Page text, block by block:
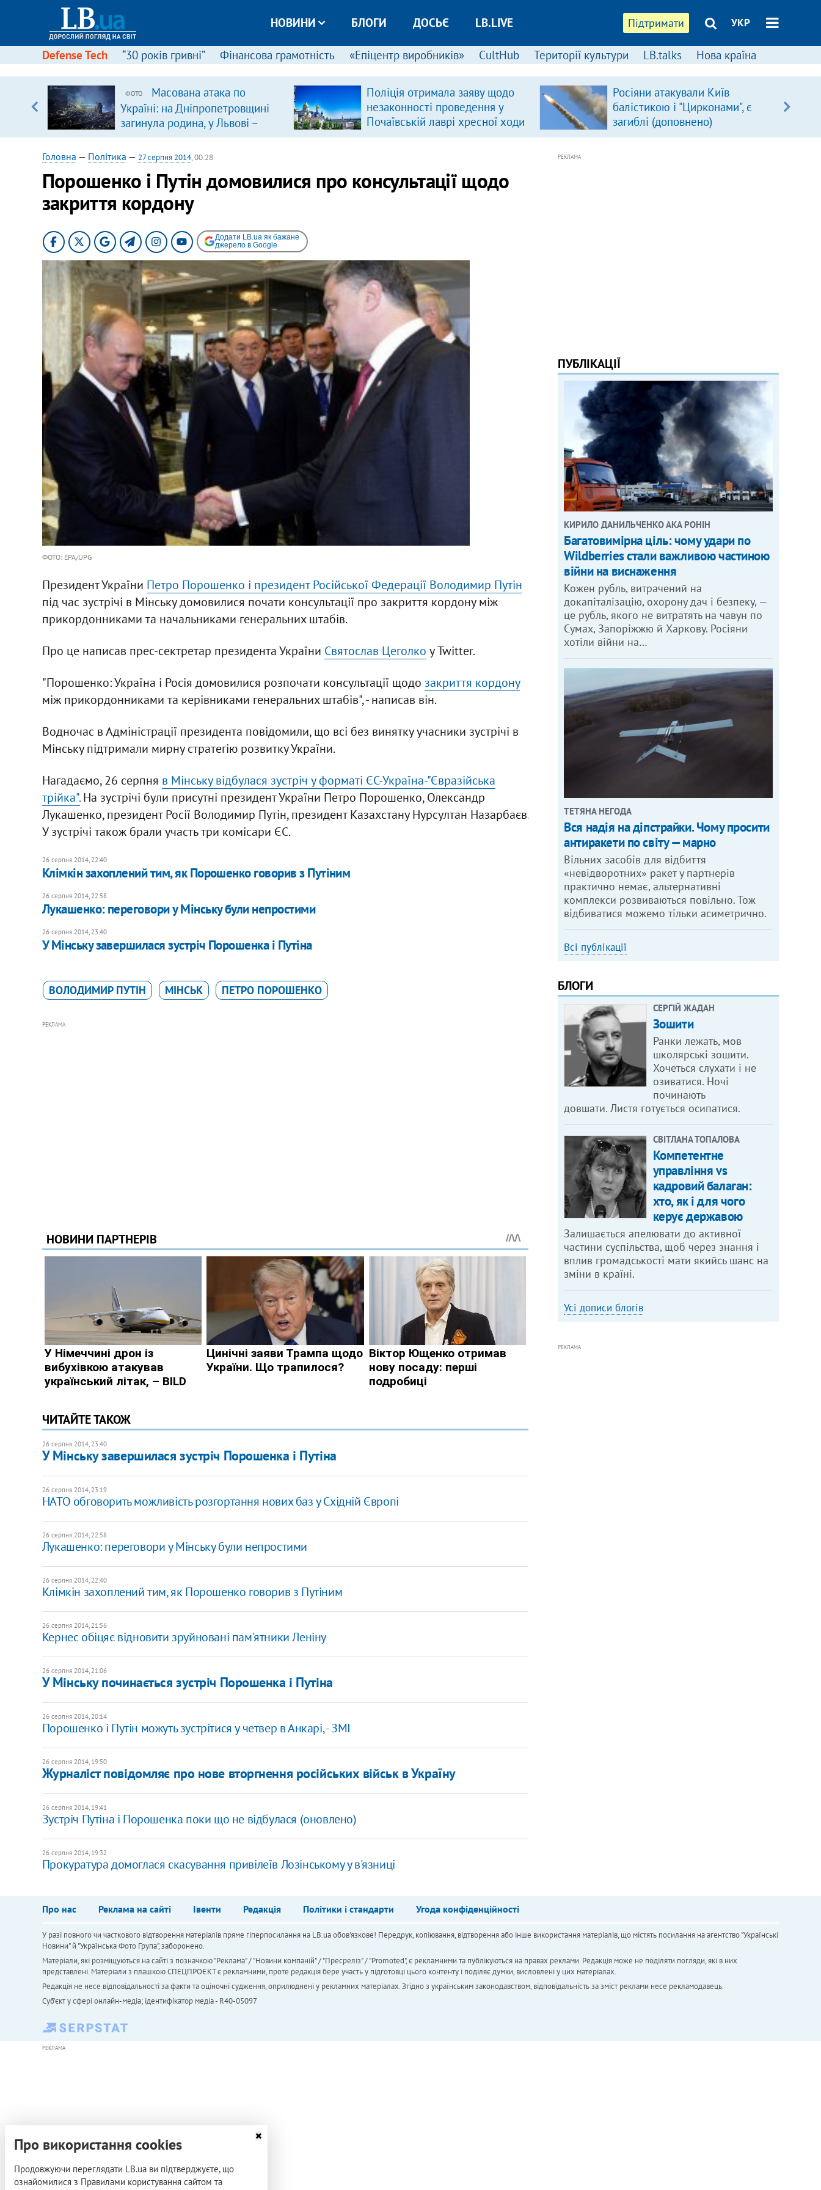
Підтримати УКР
НОВИНИ БЛОГИ ДОСЬЄ LB.LIVE
Defense Tech “30 років гривні” Фінансова грамотність «Епіцентр виробників» CultHub Території культури LB.talks Нова країна
ФОТО
Масована атака по
Україні: на Дніпропетровщині
загинула родина, у Львові –
удар по багатоповерхівках
(доповнюється)
Поліція отримала заяву щодо
незаконності проведення у
Почаївській лаврі хресної ходи
Росіяни атакували Київ
балістикою і "Цирконами", є
загиблі (доповнено)
Головна — Політика — 27 серпня 2014, 00:28
Порошенко і Путін домовилися про консультації щодо
закриття кордону
Додати LB.ua як бажане
джерело в Google
ФОТО: EPA/UPG
Президент України Петро Порошенко і президент Російської Федерації Володимир Путін
під час зустрічі в Мінську домовилися почати консультації про закриття кордону між
прикордонниками та начальниками генеральних штабів.
Про це написав прес-сектретар президента України Святослав Цеголко у Twitter.
"Порошенко: Україна і Росія домовилися розпочати консультації щодо закриття кордону
між прикордонниками та керівниками генеральних штабів", - написав він.
Водночас в Адміністрації президента повідомили, що всі без винятку учасники зустрічі в
Мінську підтримали мирну стратегію розвитку України.
Нагадаємо, 26 серпня в Мінську відбулася зустріч у форматі ЄС-Україна-"Євразійська
трійка".На зустрічі були присутні президент України Петро Порошенко, Олександр
Лукашенко, президент Росії Володимир Путін, президент Казахстану Нурсултан Назарбаєв.
У зустрічі також брали участь три комісари ЄС.
26 серпня 2014, 22:40
Клімкін захоплений тим, як Порошенко говорив з Путіним
26 серпня 2014, 22:58
Лукашенко: переговори у Мінську були непростими
26 серпня 2014, 23:40
У Мінську завершилася зустріч Порошенка і Путіна
ВОЛОДИМИР ПУТІН МІНСЬК ПЕТРО ПОРОШЕНКО
РЕКЛАМА
ЧИТАЙТЕ ТАКОЖ
26 серпня 2014, 23:40
У Мінську завершилася зустріч Порошенка і Путіна
26 серпня 2014, 23:19
НАТО обговорить можливість розгортання нових баз у Східній Європі
26 серпня 2014, 22:58
Лукашенко: переговори у Мінську були непростими
26 серпня 2014, 22:40
Клімкін захоплений тим, як Порошенко говорив з Путіним
26 серпня 2014, 21:56
Кернес обіцяє відновити зруйновані пам'ятники Леніну
26 серпня 2014, 21:06
У Мінську починається зустріч Порошенка і Путіна
26 серпня 2014, 20:14
Порошенко і Путін можуть зустрітися у четвер в Анкарі, - ЗМІ
26 серпня 2014, 19:50
Журналіст повідомляє про нове вторгнення російських військ в Україну
26 серпня 2014, 19:41
Зустріч Путіна і Порошенка поки що не відбулася (оновлено)
26 серпня 2014, 19:32
Прокуратура домоглася скасування привілеїв Лозінському у в'язниці
РЕКЛАМА
ПУБЛІКАЦІЇ
КИРИЛО ДАНИЛЬЧЕНКО АКА РОНІН
Багатовимірна ціль: чому удари по
Wildberries стали важливою частиною
війни на виснаження
Кожен рубль, витрачений на
докапіталізацію, охорону дач і безпеку, —
це рубль, якого не витратять на чавун по
Сумах, Запоріжжю й Харкову. Росіяни
хотіли війни на…
ТЕТЯНА НЕГОДА
Вся надія на діпстрайки. Чому просити
антиракети по світу — марно
Вільних засобів для відбиття
«невідворотних» ракет у партнерів
практично немає, альтернативні
комплекси розвиваються повільно. Тож
відбиватися можемо тільки асиметрично.
Всі публікації
БЛОГИ
СЕРГІЙ ЖАДАН
Зошити
Ранки лежать, мов
школярські зошити.
Хочеться слухати і не
озиватися. Ночі
починають
довшати. Листя готується осипатися.
СВІТЛАНА ТОПАЛОВА
Компетентне
управління vs
кадровий балаган:
хто, як і для чого
керує державою
Залишається апелювати до активної
частини суспільства, щоб через знання і
вплив громадськості мати якийсь шанс на
зміни в країні.
Усі дописи блогів
РЕКЛАМА
Про нас Реклама на сайті Івенти Редакція Політики і стандарти Угода конфіденційності
У разі повного чи часткового відтворення матеріалів пряме гіперпосилання на LB.ua обов'язкове! Передрук, копіювання, відтворення або інше використання матеріалів, що містять посилання на агентство "Українськi
Новини" й "Українська Фото Група", заборонено.
Матеріали, які розміщуються на сайті з позначкою "Реклама" / "Новини компаній" / "Пресреліз" / "Promoted", є рекламними та публікуються на правах реклами. Редакція може не поділяти погляди, які в них
представлені. Матеріали з плашкою СПЕЦПРОЄКТ є рекламними, проте редакція бере участь у підготовці цього контенту і поділяє думки, висловлені у цих матеріалах.
Редакція не несе відповідальності за факти та оціночні судження, оприлюднені у рекламних матеріалах. Згідно з українським законодавством, відповідальність за зміст реклами несе рекламодавець.
Cуб'єкт у сфері онлайн-медіа; ідентифікатор медіа - R40-05097
РЕКЛАМА
Про використання cookies
Продовжуючи переглядати LB.ua ви підтверджуєте, що
ознайомилися з Правилами користування сайтом та